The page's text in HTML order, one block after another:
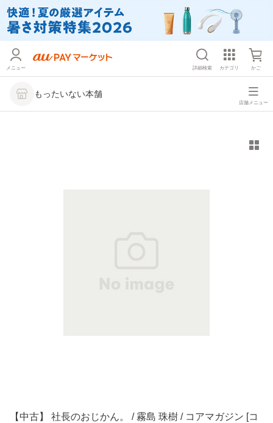
メニュー 詳細検索 カテゴリ かご
もったいない本舗
店舗メニュー
【中古】 社長のおじかん。 / 霧島 珠樹 / コアマガジン [コ